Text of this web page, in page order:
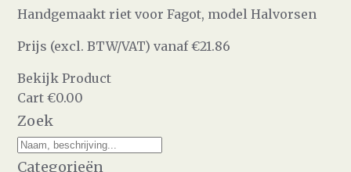
Handgemaakt riet voor Fagot, model Halvorsen
Prijs (excl. BTW/VAT) vanaf €21.86
Bekijk Product
Cart €0.00
Zoek
Categorieën